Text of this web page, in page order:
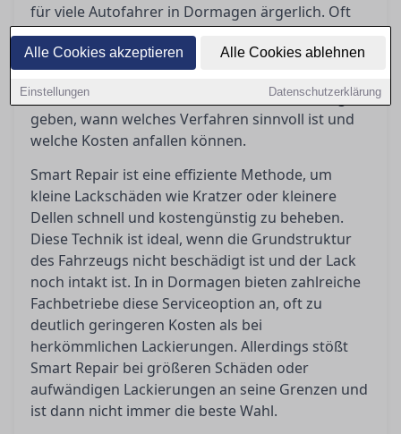
Alle Cookies akzeptieren Alle Cookies ablehnen
Einstellungen Datenschutzerklärung
für viele Autofahrer in Dormagen ärgerlich. Oft
stellt sich die Frage, ob Smart Repair ausreicht
oder eine klassische Lackierung nötig ist. In
diesem Ratgeber werden die Vor- und Nachteile
beider Methoden beleuchtet, um Orientierung zu
geben, wann welches Verfahren sinnvoll ist und
welche Kosten anfallen können.
Smart Repair ist eine effiziente Methode, um
kleine Lackschäden wie Kratzer oder kleinere
Dellen schnell und kostengünstig zu beheben.
Diese Technik ist ideal, wenn die Grundstruktur
des Fahrzeugs nicht beschädigt ist und der Lack
noch intakt ist. In in Dormagen bieten zahlreiche
Fachbetriebe diese Serviceoption an, oft zu
deutlich geringeren Kosten als bei
herkömmlichen Lackierungen. Allerdings stößt
Smart Repair bei größeren Schäden oder
aufwändigen Lackierungen an seine Grenzen und
ist dann nicht immer die beste Wahl.